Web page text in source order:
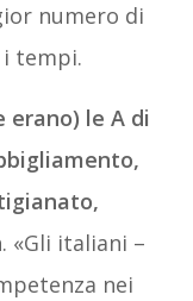
numero di
tempi.
erano) le A di
. «Gli italiani –
nei